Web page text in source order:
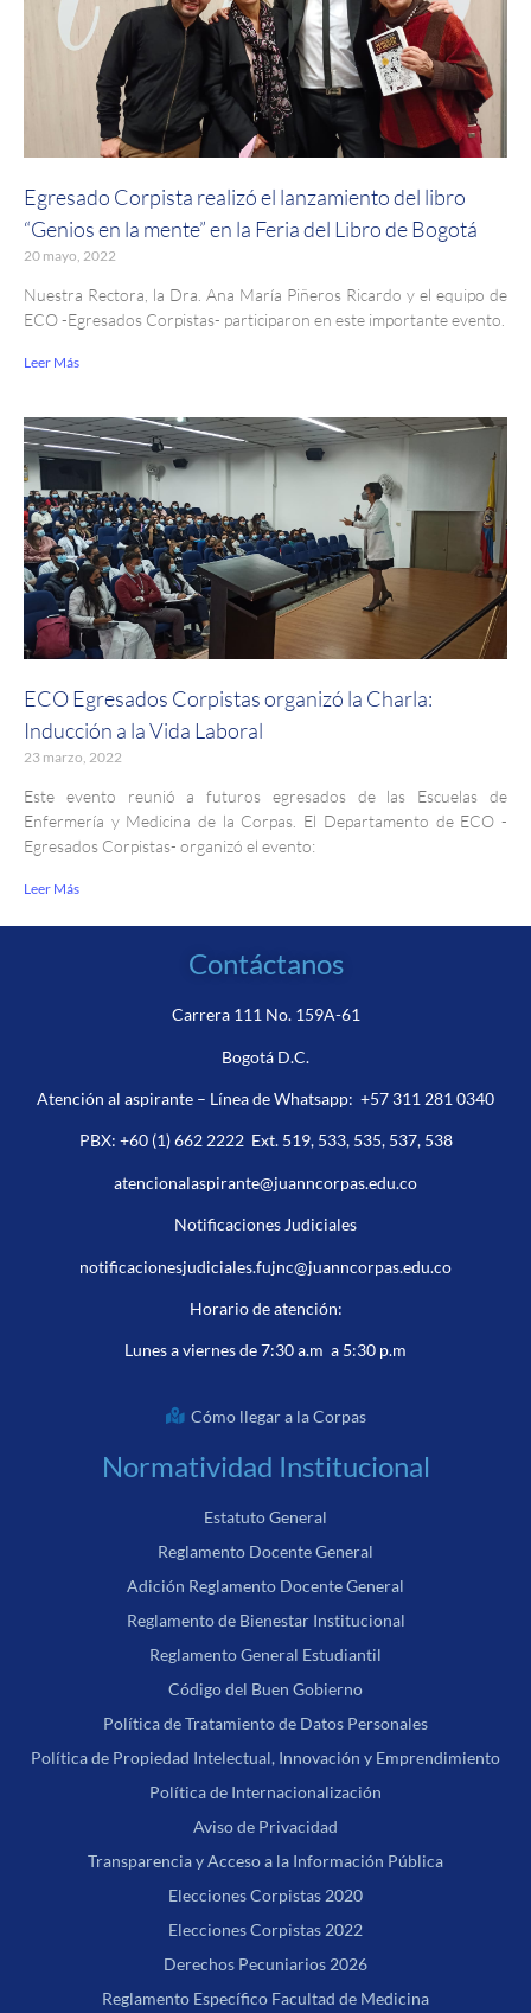
Egresado Corpista realizó el lanzamiento del libro
“Genios en la mente” en la Feria del Libro de Bogotá
20 mayo, 2022
Nuestra Rectora, la Dra. Ana María Piñeros Ricardo y el equipo de
ECO -Egresados Corpistas- participaron en este importante evento.
Leer Más
ECO Egresados Corpistas organizó la Charla:
Inducción a la Vida Laboral
23 marzo, 2022
Este evento reunió a futuros egresados de las Escuelas de
Enfermería y Medicina de la Corpas. El Departamento de ECO -
Egresados Corpistas- organizó el evento:
Leer Más
Contáctanos
Carrera 111 No. 159A-61
Bogotá D.C.
Atención al aspirante – Línea de Whatsapp: +57 311 281 0340
PBX: +60 (1) 662 2222Ext. 519, 533, 535, 537, 538
atencionalaspirante@juanncorpas.edu.co
Notificaciones Judiciales
notificacionesjudiciales.fujnc@juanncorpas.edu.co
Horario de atención:
Lunes a viernes de 7:30 a.m a 5:30 p.m
Cómo llegar a la Corpas
Normatividad Institucional
Estatuto General
Reglamento Docente General
Adición Reglamento Docente General
Reglamento de Bienestar Institucional
Reglamento General Estudiantil
Código del Buen Gobierno
Política de Tratamiento de Datos Personales
Política de Propiedad Intelectual, Innovación y Emprendimiento
Política de Internacionalización
Aviso de Privacidad
Transparencia y Acceso a la Información Pública
Elecciones Corpistas 2020
Elecciones Corpistas 2022
Derechos Pecuniarios 2026
Reglamento Específico Facultad de Medicina